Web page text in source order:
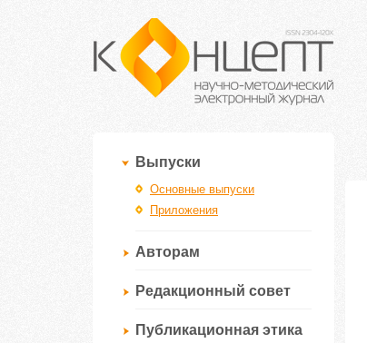
Выпуски
Основные выпуски
Приложения
Авторам
Редакционный совет
Публикационная этика